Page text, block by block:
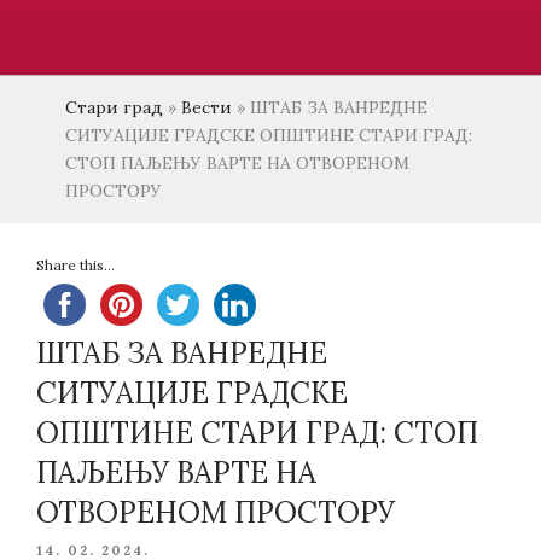
Стари град » Вести » ШТАБ ЗА ВАНРЕДНЕ
СИТУАЦИЈЕ ГРАДСКЕ ОПШТИНЕ СТАРИ ГРАД:
СТОП ПАЉЕЊУ ВАРТЕ НА ОТВОРЕНОМ
ПРОСТОРУ
Share this...
ШТАБ ЗА ВАНРЕДНЕ
СИТУАЦИЈЕ ГРАДСКЕ
ОПШТИНЕ СТАРИ ГРАД: СТОП
ПАЉЕЊУ ВАРТЕ НА
ОТВОРЕНОМ ПРОСТОРУ
POSTED
14. 02. 2024.